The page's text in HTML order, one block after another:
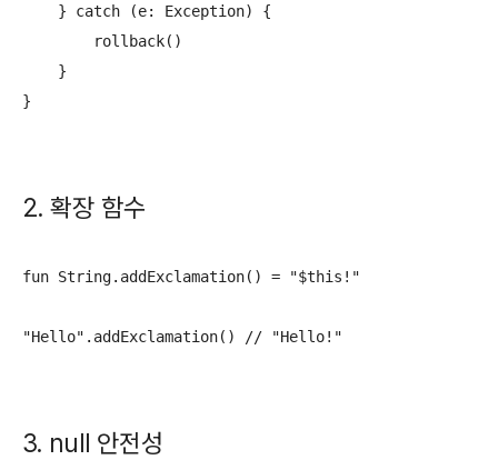
    } catch (e: Exception) {
        rollback()
    }
}
2. 확장 함수
fun String.addExclamation() = "$this!"
"Hello".addExclamation() // "Hello!"
3. null 안전성